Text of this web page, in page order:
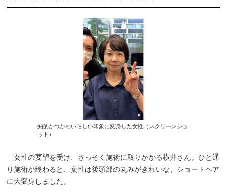
知的かつかわいらしい印象に変身した女性（スクリーンショ
ット）
女性の要望を受け、さっそく施術に取りかかる横井さん。ひと通
り施術が終わると、女性は後頭部の丸みがきれいな、ショートヘア
に大変身しました。